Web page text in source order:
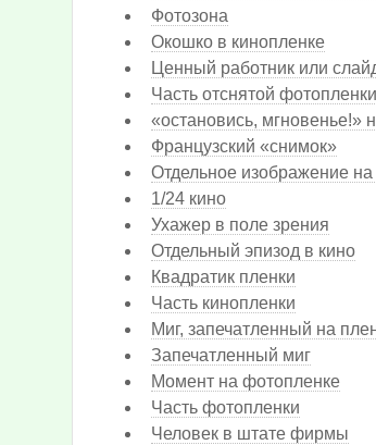
Фотозона
Окошко в кинопленке
Ценный работник или
Часть отснятой фотопленки
«остановись, мгновенье!»
Французский «снимок»
Отдельное изображение на
1/24 кино
Ухажер в поле зрения
Отдельный эпизод в кино
Квадратик пленки
Часть кинопленки
Миг, запечатленный на
Запечатленный миг
Момент на фотопленке
Часть фотопленки
Человек в штате фирмы